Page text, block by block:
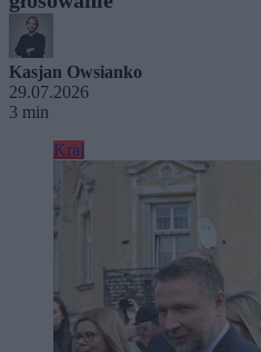
Kasjan Owsianko
29.07.2026
3 min
Kraj